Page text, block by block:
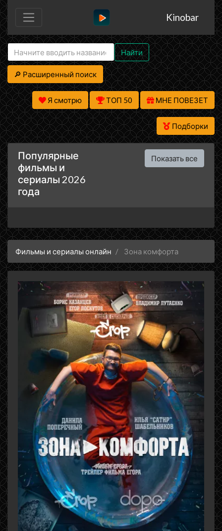
Kinobar
Найти
🔎 Расширенный поиск
Я смотрю ТОП 50 МНЕ ПОВЕЗЕТ
Подборки
Популярные
фильмы и
сериалы 2026
года
Показать все
Фильмы и сериалы онлайн Зона комфорта